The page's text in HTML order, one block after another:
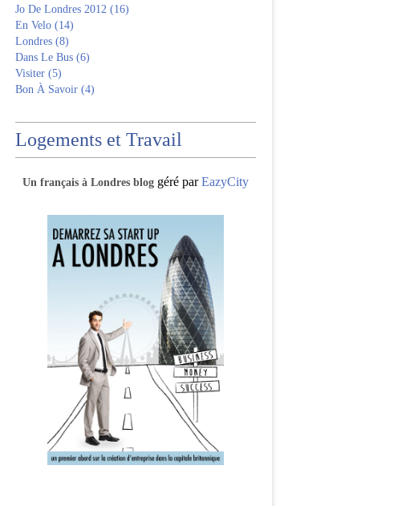
Jo De Londres 2012 (16)
En Velo (14)
Londres (8)
Dans Le Bus (6)
Visiter (5)
Bon À Savoir (4)
Logements et Travail
Un français à Londres blog géré parEazyCity